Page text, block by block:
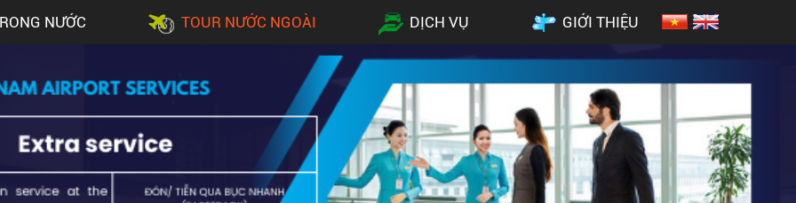
NƯỚC TOUR NƯỚC NGOÀI DỊCH VỤ GIỚI THIỆU